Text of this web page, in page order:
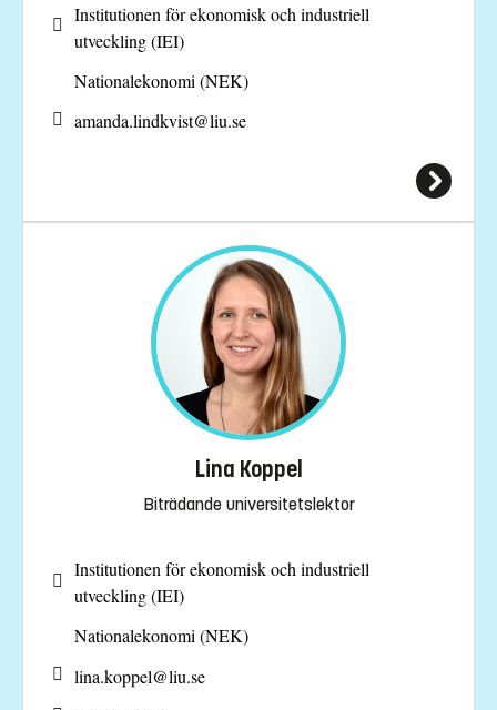
Institutionen för ekonomisk och industriell
utveckling (IEI)
Nationalekonomi (NEK)
amanda.lindkvist@liu.se
Lina Koppel
Biträdande universitetslektor
Institutionen för ekonomisk och industriell
utveckling (IEI)
Nationalekonomi (NEK)
lina.koppel@liu.se